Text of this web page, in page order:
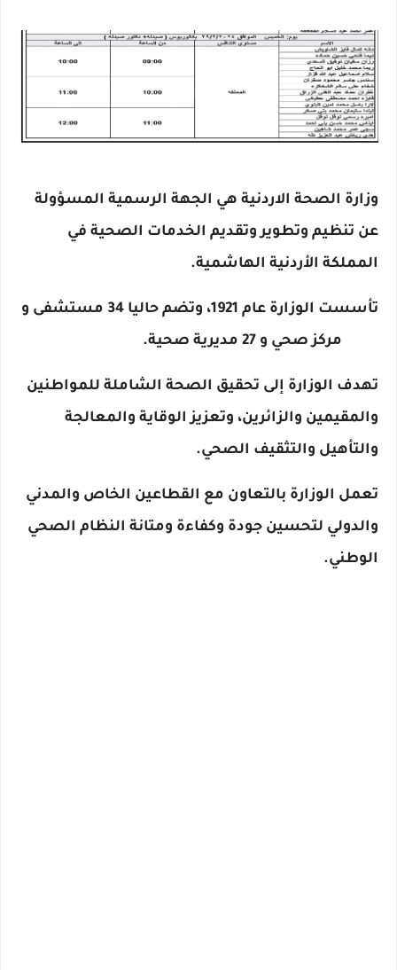
وزارة الصحة الاردنية هي الجهة الرسمية المسؤولة
عن تنظيم وتطوير وتقديم الخدمات الصحية في
المملكة الأردنية الهاشمية.
تأسست الوزارة عام 1921، وتضم حاليا 34 مستشفى و
تهدف الوزارة إلى تحقيق الصحة الشاملة للمواطنين
والمقيمين والزائرين، وتعزيز الوقاية والمعالجة
والتأهيل والتثقيف الصحي.
تعمل الوزارة بالتعاون مع القطاعين الخاص والمدني
والدولي لتحسين جودة وكفاءة ومتانة النظام الصحي
الوطني.